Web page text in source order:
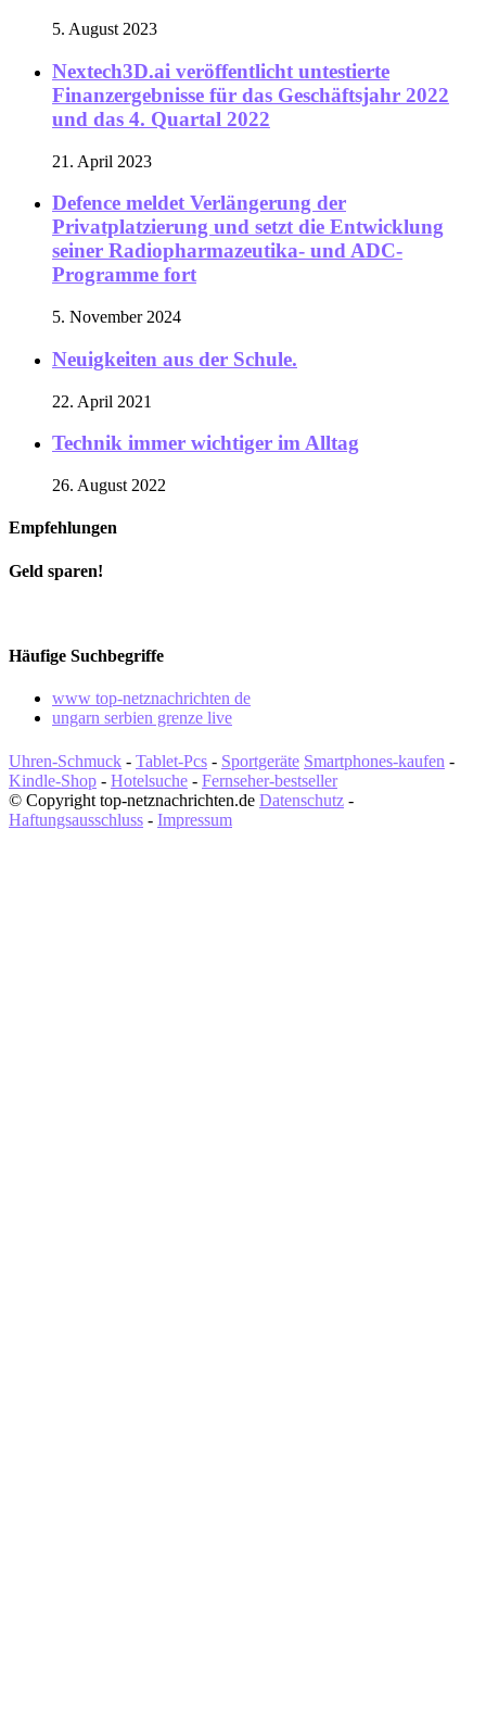
5. August 2023
Nextech3D.ai veröffentlicht untestierte
Finanzergebnisse für das Geschäftsjahr 2022
und das 4. Quartal 2022
21. April 2023
Defence meldet Verlängerung der
Privatplatzierung und setzt die Entwicklung
seiner Radiopharmazeutika- und ADC-
Programme fort
5. November 2024
Neuigkeiten aus der Schule.
22. April 2021
Technik immer wichtiger im Alltag
26. August 2022
Empfehlungen
Geld sparen!
Häufige Suchbegriffe
www top-netznachrichten de
ungarn serbien grenze live
Uhren-Schmuck - Tablet-Pcs - Sportgeräte Smartphones-kaufen -
Kindle-Shop - Hotelsuche - Fernseher-bestseller
© Copyright top-netznachrichten.de Datenschutz -
Haftungsausschluss - Impressum